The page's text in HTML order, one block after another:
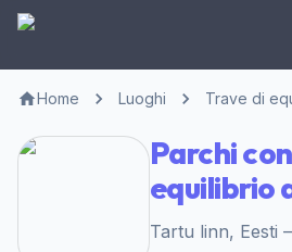
Home Luoghi Trave di
Parchi
equilibrio
Tartu linn, Eesti